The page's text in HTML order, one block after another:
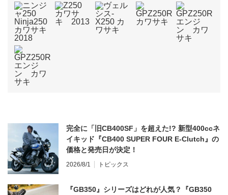
完全に「旧CB400SF」を超えた!? 新型400ccネ
イキッド『CB400 SUPER FOUR E-Clutch』の
価格と発売日が決定！
2026/8/1 トピックス
『GB350』シリーズはどれが人気？『GB350